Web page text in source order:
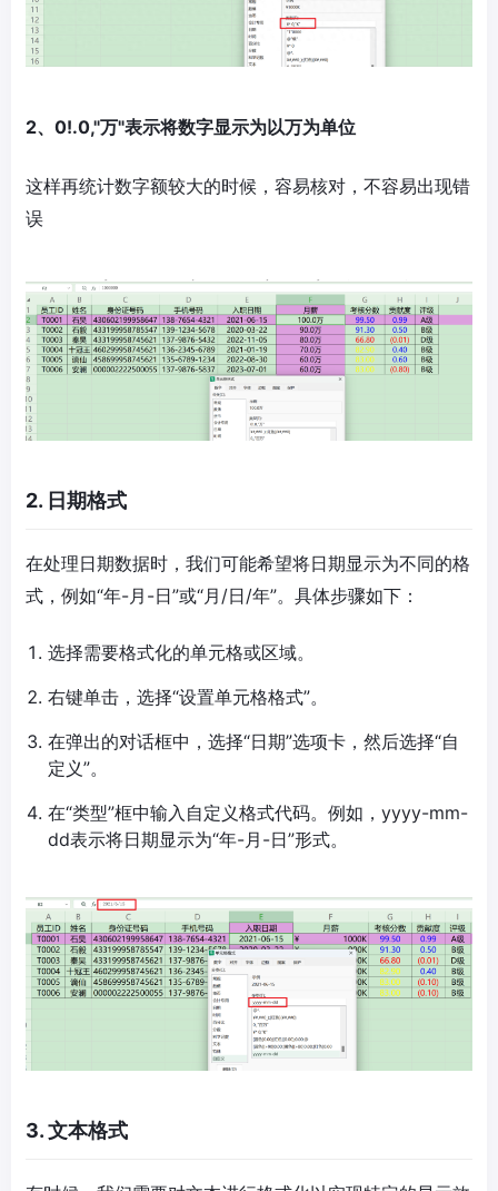
2、0!.0,"万"表示将数字显示为以万为单位
这样再统计数字额较大的时候，容易核对，不容易出现错
误
2. 日期格式
在处理日期数据时，我们可能希望将日期显示为不同的格
式，例如“年-月-日”或“月/日/年”。具体步骤如下：
选择需要格式化的单元格或区域。
右键单击，选择“设置单元格格式”。
在弹出的对话框中，选择“日期”选项卡，然后选择“自
定义”。
在“类型”框中输入自定义格式代码。例如，yyyy-mm-
dd表示将日期显示为“年-月-日”形式。
3. 文本格式